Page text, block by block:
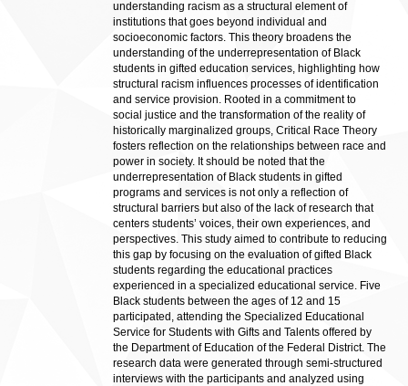
understanding racism as a structural element of
institutions that goes beyond individual and
socioeconomic factors. This theory broadens the
understanding of the underrepresentation of Black
students in gifted education services, highlighting how
structural racism influences processes of identification
and service provision. Rooted in a commitment to
social justice and the transformation of the reality of
historically marginalized groups, Critical Race Theory
fosters reflection on the relationships between race and
power in society. It should be noted that the
underrepresentation of Black students in gifted
programs and services is not only a reflection of
structural barriers but also of the lack of research that
centers students’ voices, their own experiences, and
perspectives. This study aimed to contribute to reducing
this gap by focusing on the evaluation of gifted Black
students regarding the educational practices
experienced in a specialized educational service. Five
Black students between the ages of 12 and 15
participated, attending the Specialized Educational
Service for Students with Gifts and Talents offered by
the Department of Education of the Federal District. The
research data were generated through semi-structured
interviews with the participants and analyzed using